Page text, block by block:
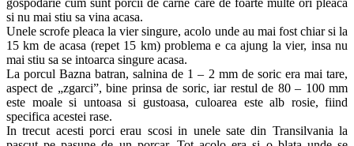
si nu mai stiu sa vina acasa.
Unele scrofe pleaca la vier singure, acolo unde au mai fost chiar si la
15 km de acasa (repet 15 km) problema e ca ajung la vier, insa nu
mai stiu sa se intoarca singure acasa.
La porcul Bazna batran, salnina de 1 – 2 mm de soric era mai tare,
aspect de „zgarci”, bine prinsa de soric, iar restul de 80 – 100 mm
este moale si untoasa si gustoasa, culoarea este alb rosie, fiind
specifica acestei rase.
In trecut acesti porci erau scosi in unele sate din Transilvania la